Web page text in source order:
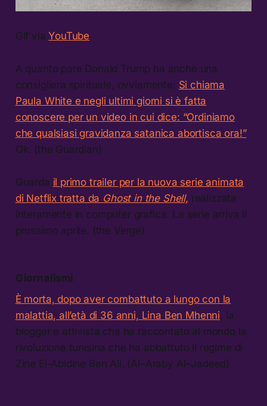
Gif viaYouTube
A quanto pare Donald Trump ha anche una
consigliera spirituale, ovviamente. Si chiama
Paula White e negli ultimi giorni si è fatta
conoscere per un video in cui dice: “Ordiniamo
che qualsiasi gravidanza satanica abortisca ora!”
Ok. (the Guardian)
Guarda il primo trailer per la nuova serie animata
di Netflix tratta da Ghost in the Shell, realizzata
interamente in computer grafica. La serie arriva il
prossimo aprile. (the Verge)
Giornalismi
È morta, dopo aver combattuto a lungo con la
malattia, all’età di 36 anni, Lina Ben Mhenni, la
blogger e attivista che ha raccontato al mondo la
rivoluzione tunisina che ha abbattuto il regime di
Zine El-Abidine Ben Ali. (Al–Araby Al–Jadeed)